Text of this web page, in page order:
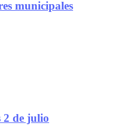
municipales
2 de julio